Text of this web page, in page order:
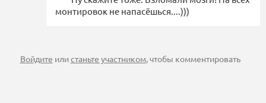
монтировок не напасёшься....)))
Войдите илистаньте участником, чтобы комментировать